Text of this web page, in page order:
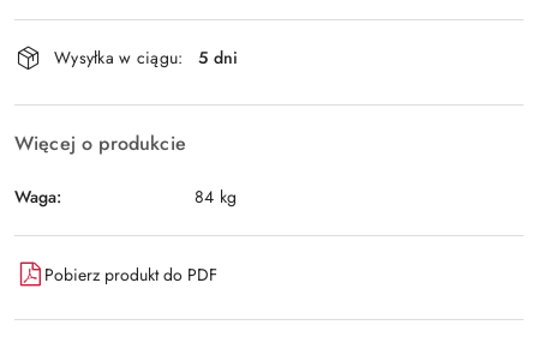
Dostępność
i
dostawa
Wysyłka w ciągu: 5 dni
Więcej o produkcie
Waga: 84 kg
Pobierz produkt do PDF